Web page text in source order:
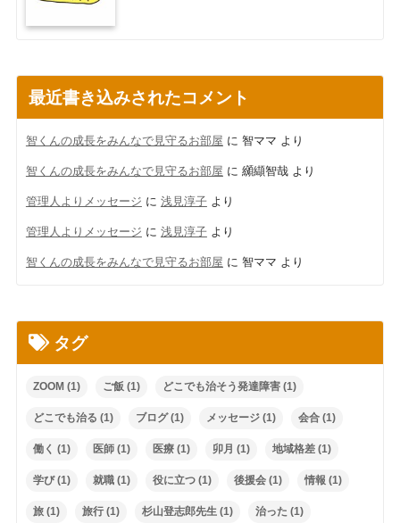
最近書き込みされたコメント
智くんの成長をみんなで見守るお部屋 に 智ママ より
智くんの成長をみんなで見守るお部屋 に 纐纈智哉より
管理人よりメッセージ に 浅見淳子より
管理人よりメッセージ に 浅見淳子より
智くんの成長をみんなで見守るお部屋 に 智ママ より
タグ
ZOOM (1) ご飯(1) どこでも治そう発達障害(1)
どこでも治る (1) ブログ(1) メッセージ(1) 会合(1)
働く (1) 医師(1) 医療(1) 卯月 (1) 地域格差(1)
学び(1) 就職(1) 役に立つ(1) 後援会(1) 情報 (1)
旅(1) 旅行(1) 杉山登志郎先生(1) 治った (1)